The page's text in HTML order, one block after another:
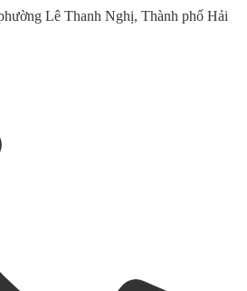
Lê Thanh Nghị, Thành phố Hải